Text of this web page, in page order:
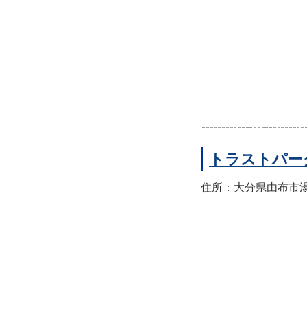
トラストパ
住所：大分県由布市